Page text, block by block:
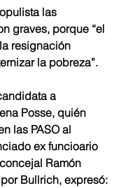
las
graves, porque “el
resignación
la pobreza”.
a
Posse, quién
las PASO al
ex funcioario
Ramón
Bullrich, expresó: